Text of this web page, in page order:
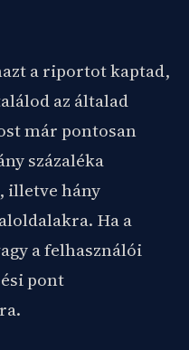
a riportot kaptad,
az általad
már pontosan
százaléka
illetve hány
Ha a
a felhasználói
pont